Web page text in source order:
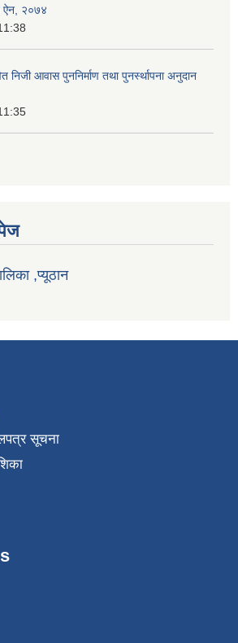
ऐन, २०७४
निजी आवास पुननिर्माण तथा पुनर्स्थापना अनुदान
,प्यूठान
सूचना